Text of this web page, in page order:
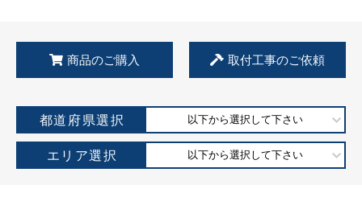
商品のご購入 取付工事のご依頼
都道府県選択 以下から選択して下さい
エリア選択 以下から選択して下さい